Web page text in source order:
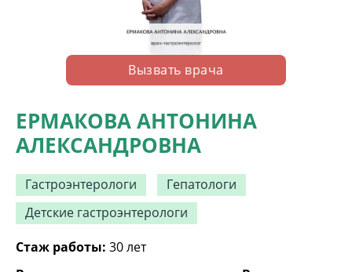
Вызвать врача
ЕРМАКОВА АНТОНИНА
АЛЕКСАНДРОВНА
Гастроэнтерологи
Гепатологи
Детские гастроэнтерологи
Стаж работы: 30 лет